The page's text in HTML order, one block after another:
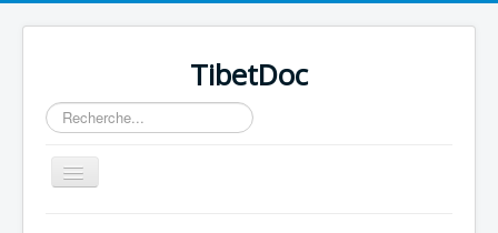
TibetDoc
Rechercher
Basculer
la